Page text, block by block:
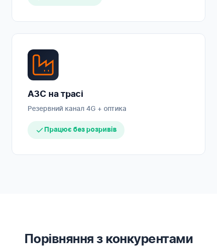
АЗС на трасі
Резервний канал 4G + оптика
Працює без розривів
Порівняння з конкурентами